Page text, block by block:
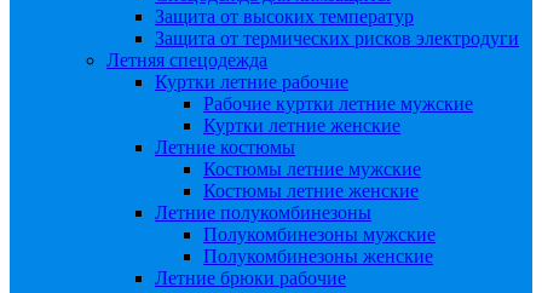
Защита от высоких температур
Защита от термических рисков электродуги
Летняя спецодежда
Куртки летние рабочие
Рабочие куртки летние мужские
Куртки летние женские
Летние костюмы
Костюмы летние мужские
Костюмы летние женские
Летние полукомбинезоны
Полукомбинезоны мужские
Полукомбинезоны женские
Летние брюки рабочие